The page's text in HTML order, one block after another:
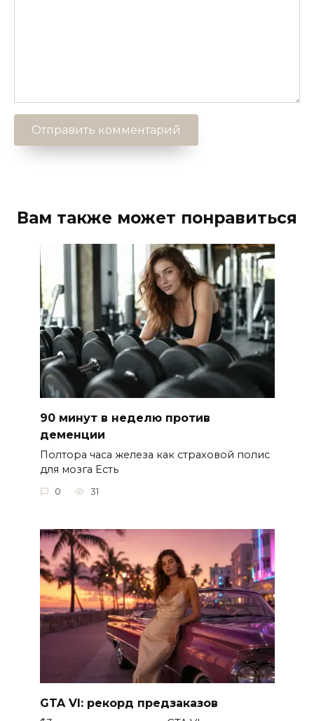
Вам также может понравиться
90 минут в неделю против
деменции
Полтора часа железа как страховой полис
для мозга Есть
0 31
GTA VI: рекорд предзаказов